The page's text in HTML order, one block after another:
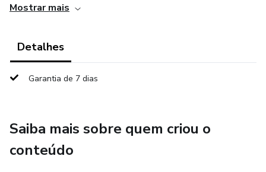
Mostrar mais
Detalhes
Garantia de 7 dias
Saiba mais sobre quem criou o
conteúdo